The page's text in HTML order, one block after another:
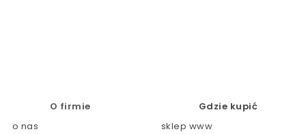
O firmie
o nas
Gdzie kupić
sklep www